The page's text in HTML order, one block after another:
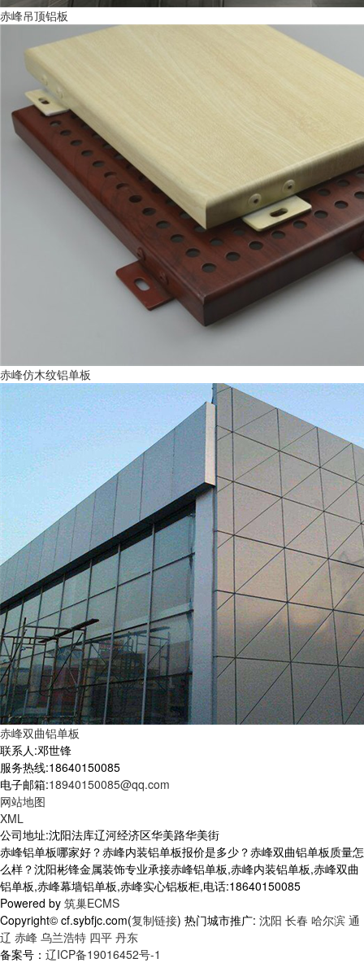
赤峰吊顶铝板
赤峰仿木纹铝单板
赤峰双曲铝单板
联系人:邓世锋
服务热线:18640150085
电子邮箱:18940150085@qq.com
网站地图
XML
公司地址:沈阳法库辽河经济区华美路华美街
赤峰铝单板哪家好？赤峰内装铝单板报价是多少？赤峰双曲铝单板质量怎
么样？沈阳彬锋金属装饰专业承接赤峰铝单板,赤峰内装铝单板,赤峰双曲
铝单板,赤峰幕墙铝单板,赤峰实心铝板柜,电话:18640150085
Powered by 筑巢ECMS
Copyright© cf.sybfjc.com(复制链接) 热门城市推广: 沈阳 长春 哈尔滨 通
辽 赤峰 乌兰浩特 四平 丹东
备案号： 辽ICP备19016452号-1